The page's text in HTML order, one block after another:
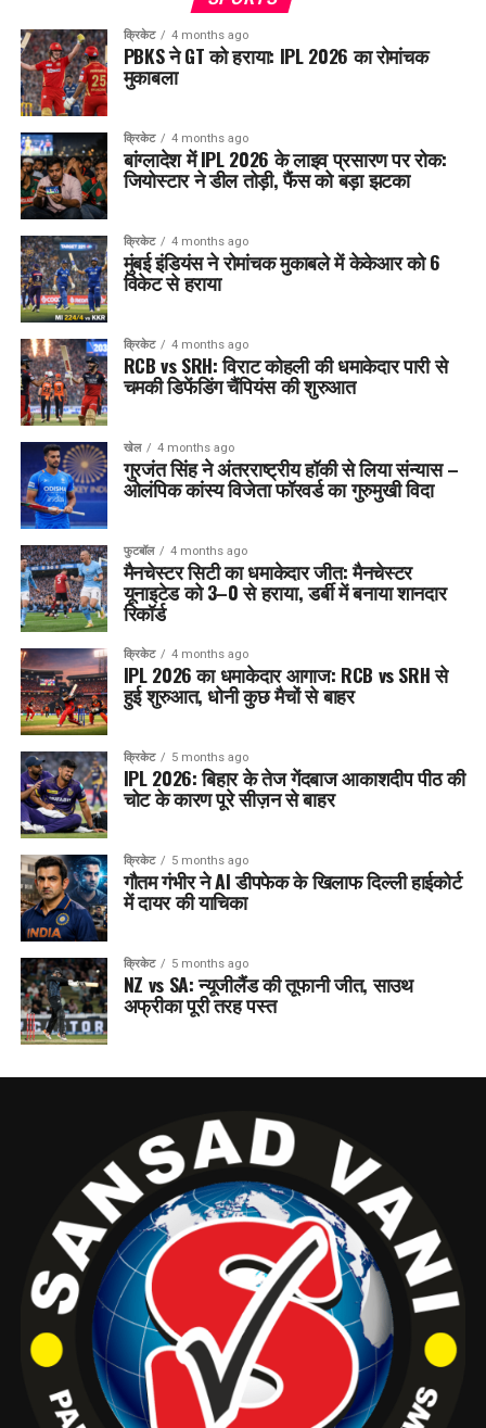
क्रिकेट 4 months ago
PBKS ने GT को हराया: IPL 2026 का रोमांचक
मुकाबला
क्रिकेट 4 months ago
बांग्लादेश में IPL 2026 के लाइव प्रसारण पर रोक:
जियोस्टार ने डील तोड़ी, फैंस को बड़ा झटका
क्रिकेट 4 months ago
मुंबई इंडियंस ने रोमांचक मुकाबले में केकेआर को 6
विकेट से हराया
क्रिकेट 4 months ago
RCB vs SRH: विराट कोहली की धमाकेदार पारी से
चमकी डिफेंडिंग चैंपियंस की शुरुआत
खेल 4 months ago
गुरजंत सिंह ने अंतरराष्ट्रीय हॉकी से लिया संन्यास –
ओलंपिक कांस्य विजेता फॉरवर्ड का गुरुमुखी विदा
फुटबॉल 4 months ago
मैनचेस्टर सिटी का धमाकेदार जीत: मैनचेस्टर
यूनाइटेड को 3–0 से हराया, डर्बी में बनाया शानदार
रिकॉर्ड
क्रिकेट 4 months ago
IPL 2026 का धमाकेदार आगाज: RCB vs SRH से
हुई शुरुआत, धोनी कुछ मैचों से बाहर
क्रिकेट 5 months ago
IPL 2026: बिहार के तेज गेंदबाज आकाशदीप पीठ की
चोट के कारण पूरे सीज़न से बाहर
क्रिकेट 5 months ago
गौतम गंभीर ने AI डीपफेक के खिलाफ दिल्ली हाईकोर्ट
में दायर की याचिका
क्रिकेट 5 months ago
NZ vs SA: न्यूजीलैंड की तूफानी जीत, साउथ
अफ्रीका पूरी तरह पस्त